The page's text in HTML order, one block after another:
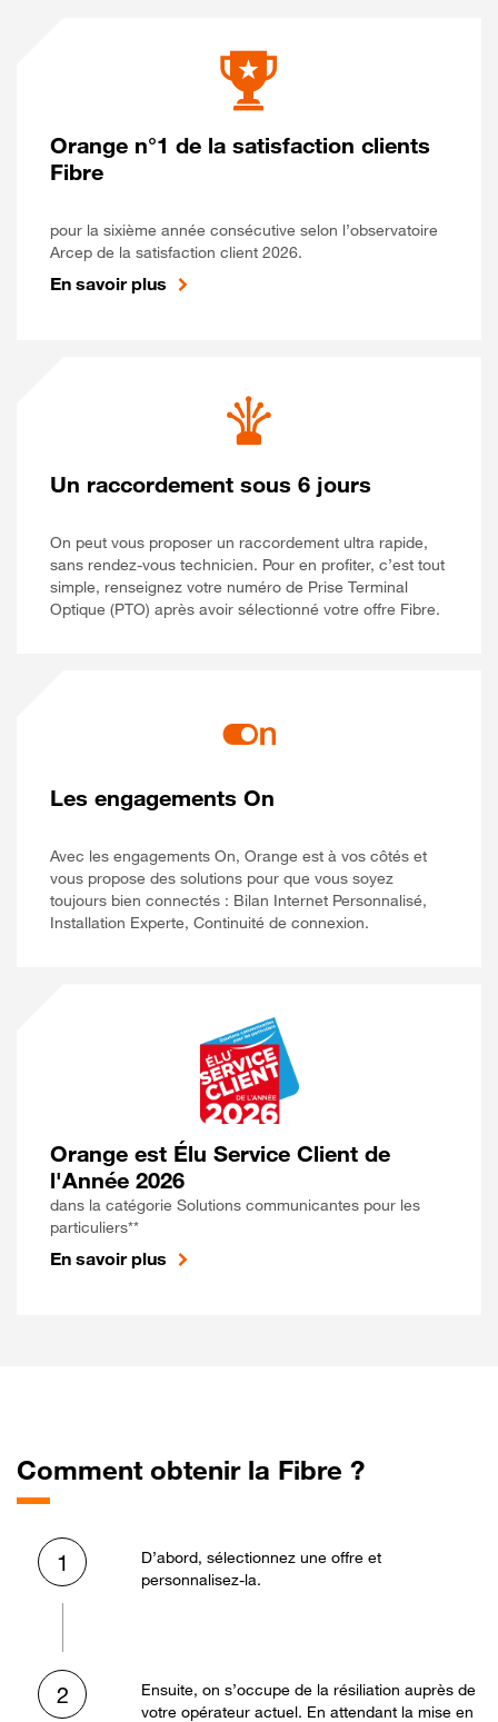
Orange n°1 de la satisfaction clients
Fibre
pour la sixième année consécutive selon l’observatoire
Arcep de la satisfaction client 2026.
En savoir plus
Un raccordement sous 6 jours
On peut vous proposer un raccordement ultra rapide,
sans rendez-vous technicien. Pour en profiter, c’est tout
simple, renseignez votre numéro de Prise Terminal
Optique (PTO) après avoir sélectionné votre offre Fibre.
Les engagements On
Avec les engagements On, Orange est à vos côtés et
vous propose des solutions pour que vous soyez
toujours bien connectés : Bilan Internet Personnalisé,
Installation Experte, Continuité de connexion.
Orange est Élu Service Client de
l'Année 2026
dans la catégorie Solutions communicantes pour les
particuliers**
En savoir plus
Comment obtenir la Fibre ?
1
D’abord, sélectionnez une offre et
personnalisez-la.
2
Ensuite, on s’occupe de la résiliation auprès de
votre opérateur actuel. En attendant la mise en